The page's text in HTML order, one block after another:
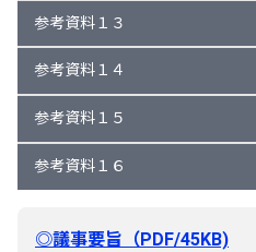
参考資料１３
参考資料１４
参考資料１５
参考資料１６
◎議事要旨（PDF/45KB)